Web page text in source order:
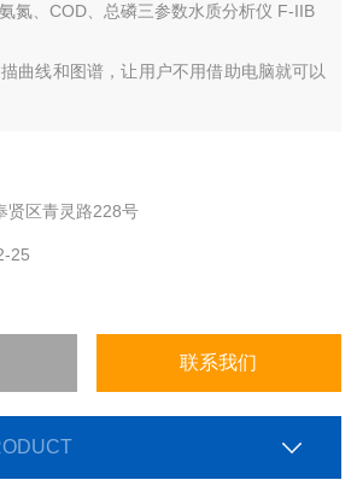
上海佑科氨氮、COD、总磷三参数水质分析仪 F-IIB
曲线和图谱，让用户不用借助电脑就可以
导出U盘，支持excel、txt图片格式，方便
方便客户使用
贤区青灵路228号
25
联系我们